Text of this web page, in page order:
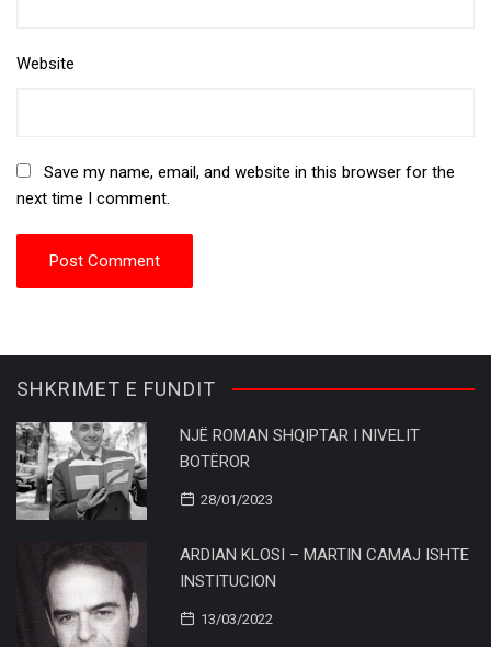
Website
Save my name, email, and website in this browser for the
next time I comment.
SHKRIMET E FUNDIT
NJË ROMAN SHQIPTAR I NIVELIT
BOTËROR
28/01/2023
ARDIAN KLOSI – MARTIN CAMAJ ISHTE
INSTITUCION
13/03/2022